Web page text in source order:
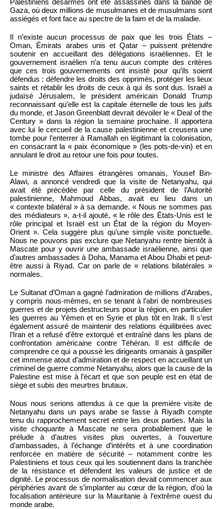
Gaza, où deux millions de musulmanes et de musulmans sont
assiégés et font face au spectre de la faim et de la maladie.
Il n’existe aucun processus de paix que les trois États –
Oman, Émirats arabes unis et Qatar – puissent prétendre
soutenir en accueillant des délégations israéliennes. Et le
gouvernement israélien n’a tenu aucun compte des critères
que ces trois gouvernements ont insisté pour qu’ils soient
défendus : défendre les droits des opprimés, protéger les lieux
saints et rétablir les droits de ceux à qui ils sont dus. Israël a
judaïsé Jérusalem, le président américain Donald Trump
reconnaissant qu’elle est la capitale éternelle de tous les juifs
du monde, et Jason Greenblatt devrait dévoiler le « Deal of the
Century » dans la région la semaine prochaine. Il apportera
avec lui le cercueil de la cause palestinienne et creusera une
tombe pour l’enterrer à Ramallah en légitimant la colonisation,
en consacrant la « paix économique » (les pots-de-vin) et en
annulant le droit au retour une fois pour toutes.
Le ministre des Affaires étrangères omanais, Yousef Bin-
Alawi, a annoncé vendredi que la visite de Netanyahu, qui
avait été précédée par celle du président de l’Autorité
palestinienne, Mahmoud Abbas, avait eu lieu dans un
« contexte bilatéral » à sa demande. « Nous ne sommes pas
des médiateurs », a-t-il ajouté, « le rôle des États-Unis est le
rôle principal et Israël est un État de la région du Moyen-
Orient ». Cela suggère plus qu’une simple visite ponctuelle.
Nous ne pouvons pas exclure que Netanyahu rentre bientôt à
Mascate pour y ouvrir une ambassade israélienne, ainsi que
d’autres ambassades à Doha, Manama et Abou Dhabi et peut-
être aussi à Riyad. Car on parle de « relations bilatérales »
normales.
Le Sultanat d’Oman a gagné l’admiration de millions d’Arabes,
y compris nous-mêmes, en se tenant à l’abri de nombreuses
guerres et de projets destructeurs pour la région, en particulier
les guerres au Yémen et en Syrie et plus tôt en Irak. Il s’est
également assuré de maintenir des relations équilibrées avec
l’Iran et a refusé d’être extorqué et entraîné dans les plans de
confrontation américaine contre Téhéran. Il est difficile de
comprendre ce qui a poussé les dirigeants omanais à gaspiller
cet immense atout d’admiration et de respect en accueillant un
criminel de guerre comme Netanyahu, alors que la cause de la
Palestine est mise à l’écart et que son peuple est en état de
siège et subis des meurtres brutaux.
Nous nous serions attendus à ce que la première visite de
Netanyahu dans un pays arabe se fasse à Riyadh compte
tenu du rapprochement secret entre les deux parties. Mais la
visite choquante à Mascate ne sera probablement que le
prélude à d’autres visites plus ouvertes, à l’ouverture
d’ambassades, à l’échange d’intérêts et à une coordination
renforcée en matière de sécurité – notamment contre les
Palestiniens et tous ceux qui les soutiennent dans la tranchée
de la résistance et défendent les valeurs de justice et de
dignité. Le processus de normalisation devait commencer aux
périphéries avant de s’implanter au cœur de la région, d’où la
focalisation antérieure sur la Mauritanie à l’extrême ouest du
monde arabe.